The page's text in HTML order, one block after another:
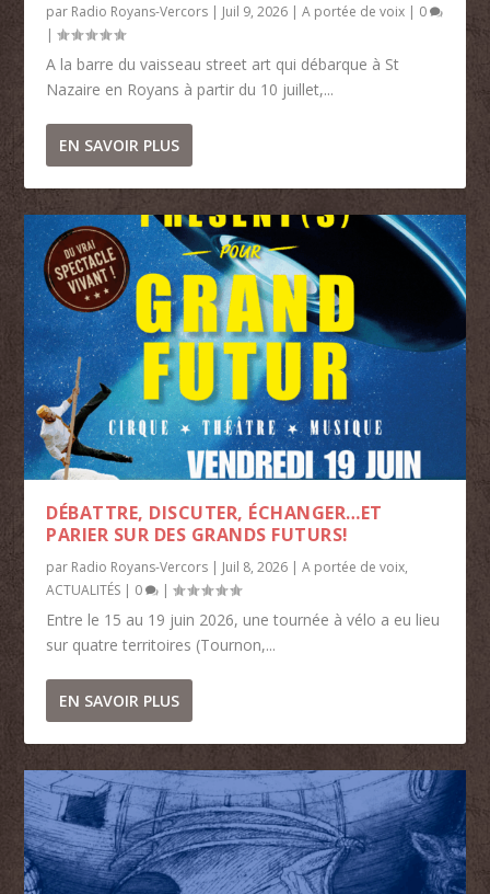
par Radio Royans-Vercors | Juil 9, 2026 |A portée de voix | 0
|
A la barre du vaisseau street art qui débarque à St
Nazaire en Royans à partir du 10 juillet,...
EN SAVOIR PLUS
DÉBATTRE, DISCUTER, ÉCHANGER…ET
PARIER SUR DES GRANDS FUTURS!
par Radio Royans-Vercors | Juil 8, 2026 |A portée de voix,
ACTUALITÉS | 0 |
Entre le 15 au 19 juin 2026, une tournée à vélo a eu lieu
sur quatre territoires (Tournon,...
EN SAVOIR PLUS